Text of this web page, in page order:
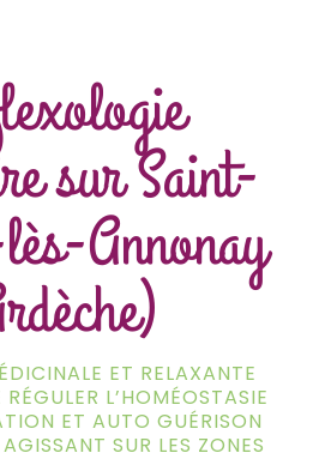
sur Saint-
Annonay
ET RELAXANTE
L’HOMÉOSTASIE
ET AUTO GUÉRISON
SUR LES ZONES